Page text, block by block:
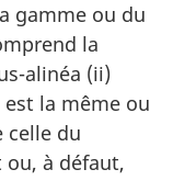
gamme ou du
la
alinéa (ii)
la même ou
celle du
à défaut,